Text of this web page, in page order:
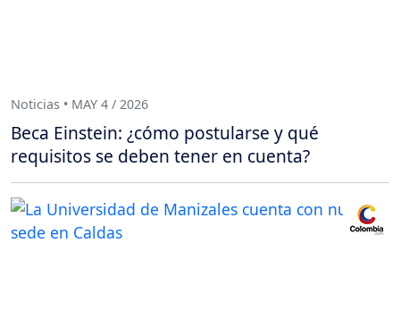
Noticias • MAY 4 / 2026
Beca Einstein: ¿cómo postularse y qué
requisitos se deben tener en cuenta?